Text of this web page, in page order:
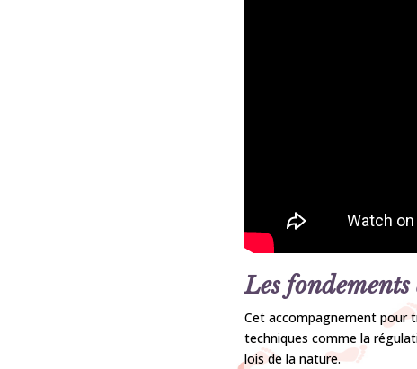
Les
Cet accompagnement pour
techniques comme la
lois de la nature.